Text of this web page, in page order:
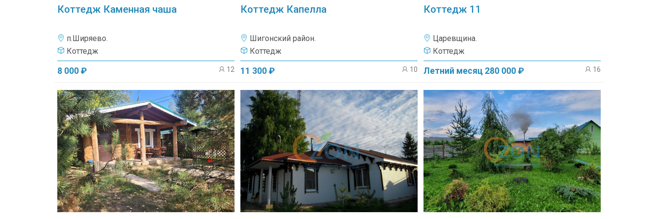
Коттедж Каменная чаша
п.Ширяево.
Коттедж
8 000 ₽ 12
Коттедж Капелла
Шигонский район.
Коттедж
11 300 ₽ 10
Коттедж 11
Царевщина.
Коттедж
Летний месяц 280 000 ₽ 16